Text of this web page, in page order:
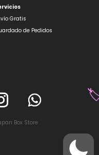
Gratis
de Pedidos
Box Store